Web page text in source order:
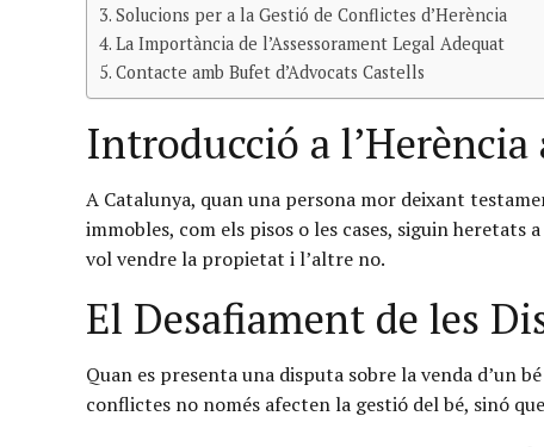
Solucions per a la Gestió de Conflictes d’Herència
La Importància de l’Assessorament Legal Adequat
Contacte amb Bufet d’Advocats Castells
Introducció a l’Herència
A Catalunya, quan una persona mor deixant
immobles, com els pisos o les cases, siguin
vol vendre la propietat i l’altre no.
El Desafiament de les
Quan es presenta una disputa sobre la venda d’un
conflictes no només afecten la gestió del bé, sinó